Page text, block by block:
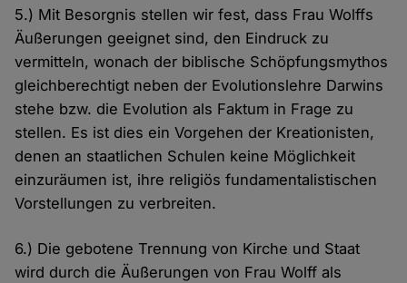
5.) Mit Besorgnis stellen wir fest, dass Frau Wolffs
Äußerungen geeignet sind, den Eindruck zu
vermitteln, wonach der biblische Schöpfungsmythos
gleichberechtigt neben der Evolutionslehre Darwins
stehe bzw. die Evolution als Faktum in Frage zu
stellen. Es ist dies ein Vorgehen der Kreationisten,
denen an staatlichen Schulen keine Möglichkeit
einzuräumen ist, ihre religiös fundamentalistischen
Vorstellungen zu verbreiten.
6.) Die gebotene Trennung von Kirche und Staat
wird durch die Äußerungen von Frau Wolff als